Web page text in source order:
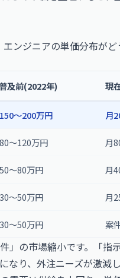
ンジニアの単価分布がど
及前(2022年) 現
〜200万円 月
〜120万円 月
〜80万円 月
〜50万円 月
〜50万円 案
」の市場縮小です。「指
なり、外注ニーズが激減